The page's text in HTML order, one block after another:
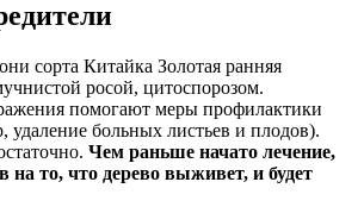
сорта Китайка Золотая ранняя
росой, цитоспорозом.
помогают меры профилактики
удаление больных листьев и плодов).
Чем раньше начато лечение,
то, что дерево выживет, и будет